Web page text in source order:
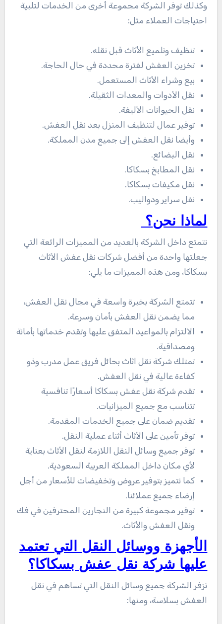
وكذلك توفر الشركة مجموعة أخرى من الخدمات لتلبية
احتياجات العملاء مثل:
تنظيف وتلميع الأثاث قبل نقله.
تخزين العفش لفترة محددة في حال الحاجة.
بيع وشراء الأثاث المستعمل.
نقل الأدوات والمعدات الثقيلة.
نقل الحيوانات الأليفة.
توفير عمال لتنظيف المنزل بعد نقل العفش.
وأيضا نقل العفش إلى جميع مدن المملكة.
نقل البضائع.
نقل المطابخ بسكاكا.
نقل مكيفات بسكاكا.
نفل سراير ودواليب.
لماذا نحن؟
نتمتع داخل الشركة بالعديد من المميزات الرائعة التي
جعلتها واحدة من أفضل شركات نقل عفش الأثاث
بسكاكا، ومن هذه المميزات ما يلي:
تتمتع الشركة بخبرة واسعة في مجال نقل العفش،
مما يضمن نقل العفش بأمان وسرعة.
الالتزام بالمواعيد المتفق عليها وتقدم خدماتها بأمانة
ومصداقية.
تمتلك شركة نقل اثاث بحائل فريق عمل مدرب وذو
كفاءة عالية في نقل العفش.
تقدم شركة نقل عفش بسكاكا أسعارًا تنافسية
تتناسب مع جميع الميزانيات.
تقديم ضمان على جميع الخدمات المقدمة.
توفر تأمين على الأثاث أثناء عملية النقل.
توفر جميع وسائل النقل اللازمة لنقل الأثاث بعناية
لأي مكان داخل المملكة العربية السعودية.
كما نتميز بتوفير عروض وتخفيضات للأسعار من أجل
إرضاء جميع عملائنا.
توفير مجموعة كبيرة من النجارين المحترفين في فك
ونقل العفش والأثاث.
الأجهزة ووسائل النقل التي تعتمد
عليها شركة نقل عفش بسكاكا؟
تزفر الشركة جميع وسائل النقل التي تساهم في نقل
العفش بسلاسة، ومنها: